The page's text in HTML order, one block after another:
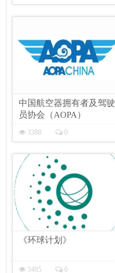
中国航空器拥有者及驾驶
员协会（AOPA）
3388 0
《环球计划》
3495 0